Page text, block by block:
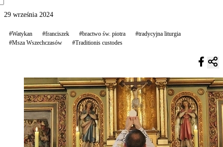
29 września 2024
#Watykan #franciszek #bractwo św. piotra
#tradycyjna liturgia
#Msza Wszechczasów
#Traditionis custodes